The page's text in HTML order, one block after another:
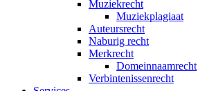
Muziekrecht
Muziekplagiaat
Auteursrecht
Naburig recht
Merkrecht
Domeinnaamrecht
Verbintenissenrecht